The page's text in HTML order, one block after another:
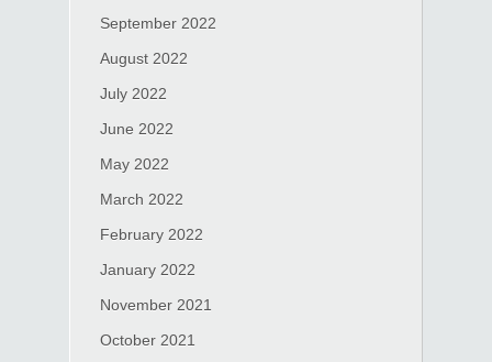
September 2022
August 2022
July 2022
June 2022
May 2022
March 2022
February 2022
January 2022
November 2021
October 2021